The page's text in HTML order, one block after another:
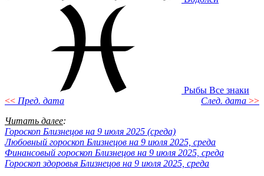
Рыбы Все знаки
<< Пред. дата След. дата >>
Читать далее:
Гороскоп Близнецов на 9 июля 2025 (среда)
Любовный гороскоп Близнецов на 9 июля 2025, среда
Финансовый гороскоп Близнецов на 9 июля 2025, среда
Гороскоп здоровья Близнецов на 9 июля 2025, среда